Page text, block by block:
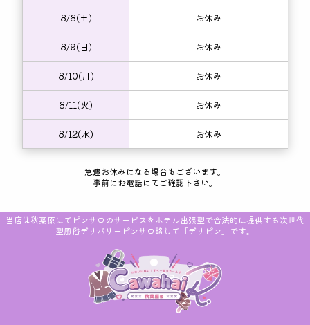
8/8(土) お休み
8/9(日) お休み
8/10(月) お休み
8/11(火) お休み
8/12(水) お休み
急遽お休みになる場合もございます。
事前にお電話にてご確認下さい。
当店は秋葉原にてピンサロのサービスをホテル出張型で合法的に提供する次世代
型風俗デリバリーピンサロ略して「デリピン」です。